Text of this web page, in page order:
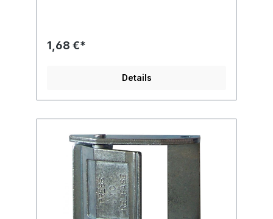
1,68 €*
Details